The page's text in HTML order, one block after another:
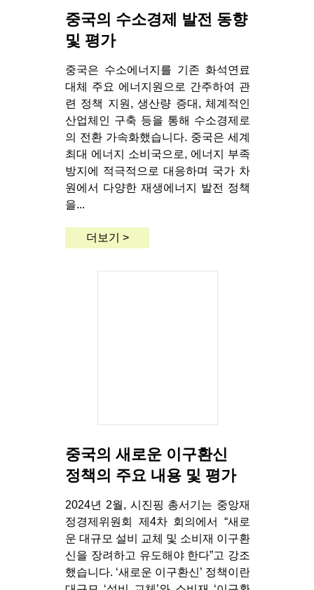
중국의 수소경제 발전 동향
및 평가
중국은 수소에너지를 기존 화석연료
대체 주요 에너지원으로 간주하여 관
련 정책 지원, 생산량 증대, 체계적인
산업체인 구축 등을 통해 수소경제로
의 전환 가속화했습니다. 중국은 세계
최대 에너지 소비국으로, 에너지 부족
방지에 적극적으로 대응하며 국가 차
원에서 다양한 재생에너지 발전 정책
을...
더보기 >
중국의 새로운 이구환신
정책의 주요 내용 및 평가
2024년 2월, 시진핑 총서기는 중앙재
정경제위원회 제4차 회의에서 “새로
운 대규모 설비 교체 및 소비재 이구환
신을 장려하고 유도해야 한다”고 강조
했습니다. ‘새로운 이구환신’ 정책이란